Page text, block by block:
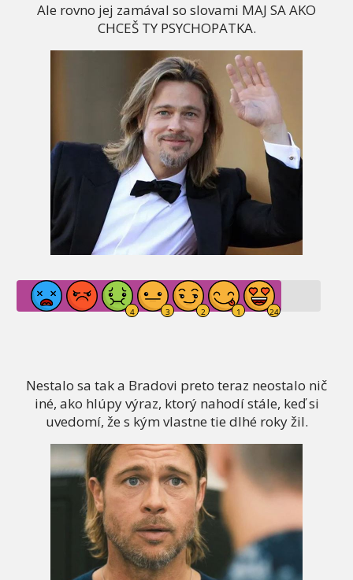
Ale rovno jej zamával so slovami MAJ SA AKO
CHCEŠ TY PSYCHOPATKA.
Nestalo sa tak a Bradovi preto teraz neostalo nič
iné, ako hlúpy výraz, ktorý nahodí stále, keď si
uvedomí, že s kým vlastne tie dlhé roky žil.